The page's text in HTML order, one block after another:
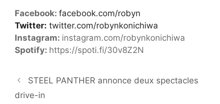
Facebook: facebook.com/robyn
Twitter: twitter.com/robynkonichiwa
Instagram: instagram.com/robynkonichiwa
Spotify: https://spoti.fi/30v8Z2N
STEEL PANTHER annonce deux spectacles
drive-in